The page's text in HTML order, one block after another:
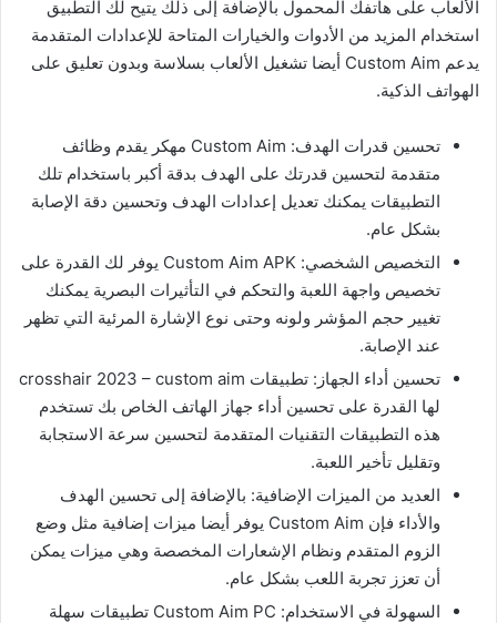
الألعاب على هاتفك المحمول بالإضافة إلى ذلك يتيح لك التطبيق
استخدام المزيد من الأدوات والخيارات المتاحة للإعدادات المتقدمة
يدعم Custom Aim أيضا تشغيل الألعاب بسلاسة وبدون تعليق على
الهواتف الذكية.
تحسين قدرات الهدف: Custom Aim مهكر يقدم وظائف
متقدمة لتحسين قدرتك على الهدف بدقة أكبر باستخدام تلك
التطبيقات يمكنك تعديل إعدادات الهدف وتحسين دقة الإصابة
بشكل عام.
التخصيص الشخصي: Custom Aim APK يوفر لك القدرة على
تخصيص واجهة اللعبة والتحكم في التأثيرات البصرية يمكنك
تغيير حجم المؤشر ولونه وحتى نوع الإشارة المرئية التي تظهر
عند الإصابة.
تحسين أداء الجهاز: تطبيقات crosshair 2023 – custom aim
لها القدرة على تحسين أداء جهاز الهاتف الخاص بك تستخدم
هذه التطبيقات التقنيات المتقدمة لتحسين سرعة الاستجابة
وتقليل تأخير اللعبة.
العديد من الميزات الإضافية: بالإضافة إلى تحسين الهدف
والأداء فإن Custom Aim يوفر أيضا ميزات إضافية مثل وضع
الزوم المتقدم ونظام الإشعارات المخصصة وهي ميزات يمكن
أن تعزز تجربة اللعب بشكل عام.
السهولة في الاستخدام: Custom Aim PC تطبيقات سهلة